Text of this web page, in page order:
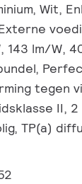
Wit,
143 lm/W,
tegen
II, 2
TP(a)